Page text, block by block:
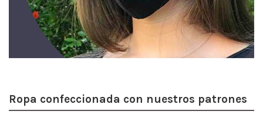
Ropa confeccionada con nuestros patrones